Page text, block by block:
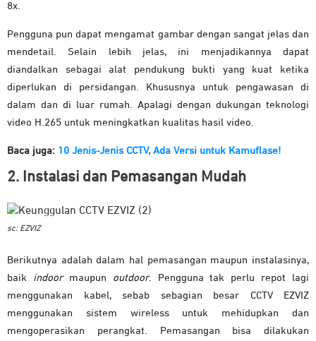
8x.
Pengguna pun dapat mengamat gambar dengan sangat jelas dan
mendetail. Selain lebih jelas, ini menjadikannya dapat
diandalkan sebagai alat pendukung bukti yang kuat ketika
diperlukan di persidangan. Khususnya untuk pengawasan di
dalam dan di luar rumah. Apalagi dengan dukungan teknologi
video H.265 untuk meningkatkan kualitas hasil video.
Baca juga: 10 Jenis-Jenis CCTV, Ada Versi untuk Kamuflase!
2. Instalasi dan Pemasangan Mudah
sc: EZVIZ
Berikutnya adalah dalam hal pemasangan maupun instalasinya,
baik indoormaupun outdoor. Pengguna tak perlu repot lagi
menggunakan kabel, sebab sebagian besar CCTV EZVIZ
menggunakan sistem wireless untuk mehidupkan dan
mengoperasikan perangkat. Pemasangan bisa dilakukan